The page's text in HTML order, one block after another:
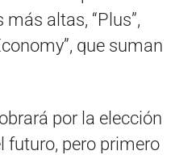
altas, “Plus”,
que suman
por la elección
futuro, pero primero